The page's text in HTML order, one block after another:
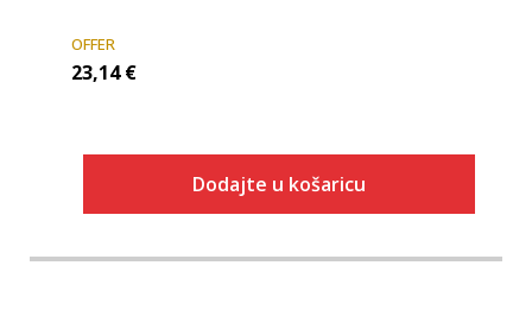
OFFER
23,14 €
Dodajte u košaricu